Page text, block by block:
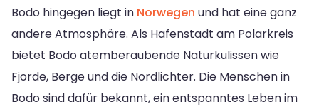
Bodo hingegen liegt in Norwegen und hat eine ganz
andere Atmosphäre. Als Hafenstadt am Polarkreis
bietet Bodo atemberaubende Naturkulissen wie
Fjorde, Berge und die Nordlichter. Die Menschen in
Bodo sind dafür bekannt, ein entspanntes Leben im